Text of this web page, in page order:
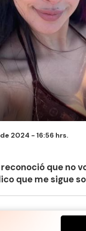
2024 - 16:56 hrs.
que no
que me sigue